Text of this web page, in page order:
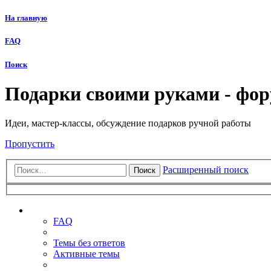
На главную
FAQ
Поиск
Подарки своими руками -
Идеи, мастер-классы, обсуждение подарков ручной работы
Пропустить
Поиск Расширенный поиск
FAQ
Темы без ответов
Активные темы